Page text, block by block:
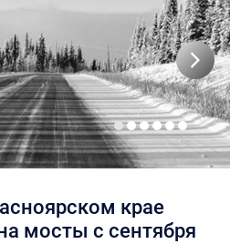
крае
мосты с сентября